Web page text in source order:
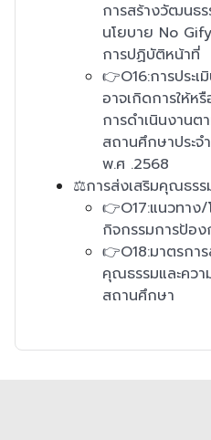
การสร้างวัฒนธ
นโยบาย No
การปฏิบัติหน้าที่
👉O16:การประเ
อาจเกิดการให้ห
การดำเนินงานต
สถานศึกษาประจ
พ.ศ .2568
⚖️การส่งเสริมคุณธรร
👉O17:แนวทาง
กิจกรรมการป้อ
👉O18:มาตรกา
คุณธรรมและควา
สถานศึกษา